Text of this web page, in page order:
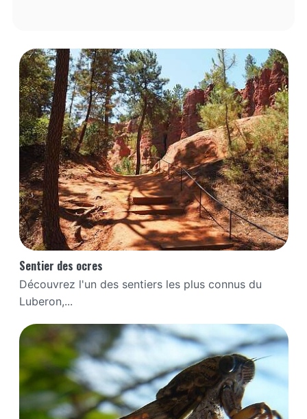
Sentier des ocres
Découvrez l'un des sentiers les plus connus du
Luberon,...